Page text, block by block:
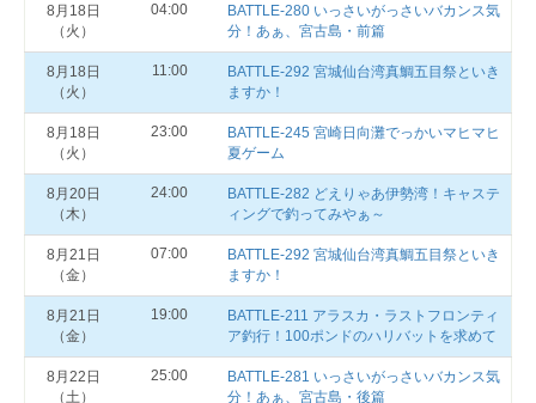
8月18日
（火）
04:00
BATTLE-280 いっさいがっさいバカンス気
分！あぁ、宮古島・前篇
8月18日
（火）
11:00
BATTLE-292 宮城仙台湾真鯛五目祭といき
ますか！
8月18日
（火）
23:00
BATTLE-245 宮崎日向灘でっかいマヒマヒ
夏ゲーム
8月20日
（木）
24:00
BATTLE-282 どえりゃあ伊勢湾！キャステ
ィングで釣ってみやぁ～
8月21日
（金）
07:00
BATTLE-292 宮城仙台湾真鯛五目祭といき
ますか！
8月21日
（金）
19:00
BATTLE‐211 アラスカ・ラストフロンティ
ア釣行！100ポンドのハリバットを求めて
8月22日
（土）
25:00
BATTLE-281 いっさいがっさいバカンス気
分！あぁ、宮古島・後篇